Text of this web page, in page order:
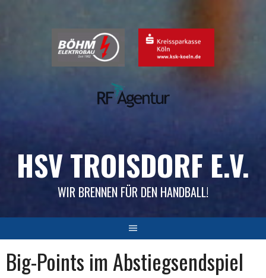
HSV TROISDORF E.V.
WIR BRENNEN FÜR DEN HANDBALL!
Big-Points im Abstiegsendspiel